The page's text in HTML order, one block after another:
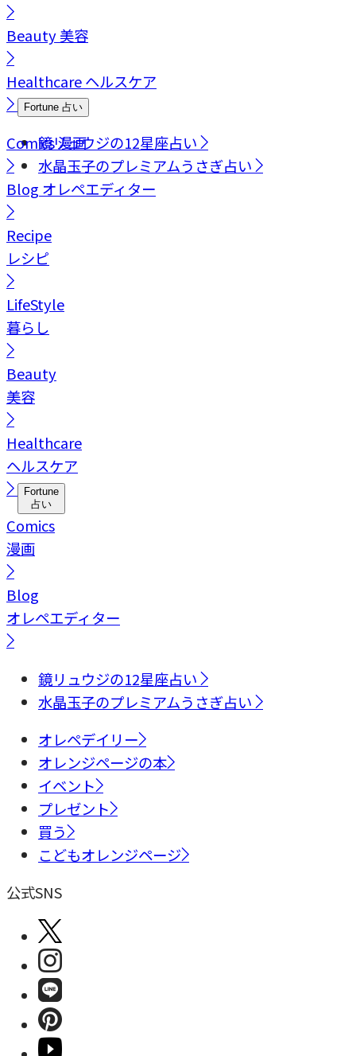
Beauty美容
Healthcareヘルスケア
Fortune 占い
鏡リュウジの12星座占い
水晶玉子のプレミアムうさぎ占い
Comics漫画
Blog オレペエディター
Recipe
レシピ
LifeStyle
暮らし
Beauty
美容
Healthcare
ヘルスケア
Fortune
占い
Comics
漫画
Blog
オレペエディター
鏡リュウジの12星座占い
水晶玉子のプレミアムうさぎ占い
オレペデイリー
オレンジページの本
イベント
プレゼント
買う
こどもオレンジページ
公式SNS